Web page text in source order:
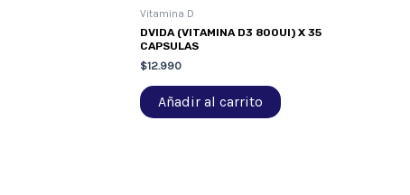
Vitamina D
DVIDA (VITAMINA D3 800UI) X 35
CAPSULAS
$12.990
Añadir al carrito